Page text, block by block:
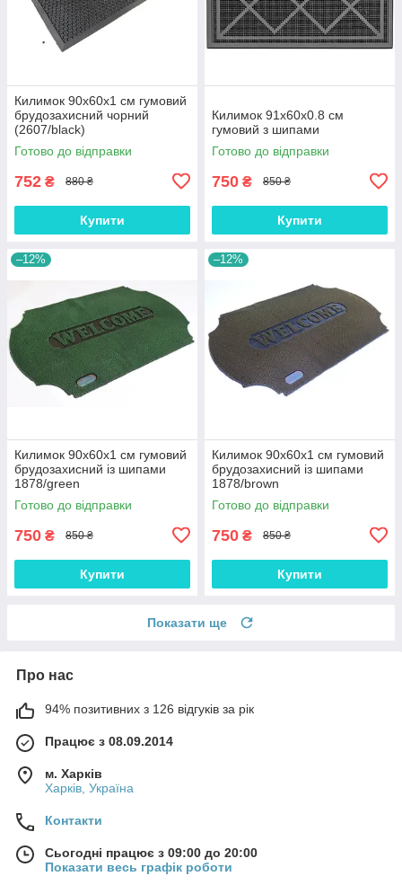
Килимок 90х60х1 см гумовий
брудозахисний чорний
(2607/black)
Готово до відправки
752 ₴ 880 ₴
Купити
Килимок 91х60х0.8 см
гумовий з шипами
Готово до відправки
750 ₴ 850 ₴
Купити
–12%
Килимок 90х60х1 см гумовий
брудозахисний із шипами
1878/green
Готово до відправки
750 ₴ 850 ₴
Купити
–12%
Килимок 90х60х1 см гумовий
брудозахисний із шипами
1878/brown
Готово до відправки
750 ₴ 850 ₴
Купити
Показати ще
Про нас
94% позитивних з 126 відгуків за рік
Працює з 08.09.2014
м. Харків
Харків, Україна
Контакти
Сьогодні працює з 09:00 до 20:00
Показати весь графік роботи